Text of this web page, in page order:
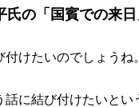
氏の「国賓での来
けたいのでしょうね。
に結び付けたいとい